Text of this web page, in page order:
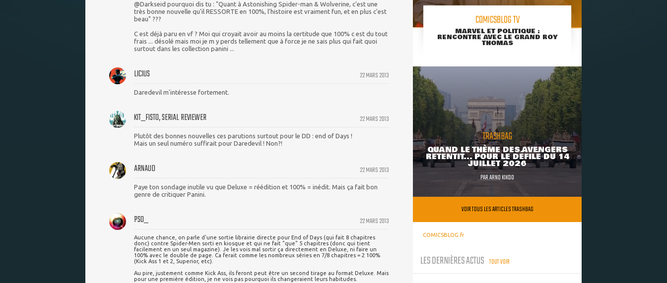
@Darkseid pourquoi dis tu : "Quant à Astonishing Spider-man & Wolverine, c'est une
très bonne nouvelle qu'il RESSORTE en 100%, l'histoire est vraiment fun, et en plus c'est
beau" ???
C est déjà paru en vf ? Moi qui croyait avoir au moins la certitude que 100% c est du tout
frais ... désolé mais moi je m y perds tellement que à force je ne sais plus qui fait quoi
surtout dans les collection panini ...
22 MARS 2013
LICIUS
Daredevil m'intéresse fortement.
22 MARS 2013
KIT_FISTO, SERIAL REVIEWER
Plutôt des bonnes nouvelles ces parutions surtout pour le DD : end of Days !
Mais un seul numéro suffirait pour Daredevil ! Non?!
22 MARS 2013
ARNAUD
Paye ton sondage inutile vu que Deluxe = réédition et 100% = inédit. Mais ça fait bon
genre de critiquer Panini.
22 MARS 2013
PSO_
Aucune chance, on parle d'une sortie librairie directe pour End of Days (qui fait 8 chapitres
donc) contre Spider-Men sorti en kiosque et qui ne fait "que" 5 chapitres (donc qui tient
facilement en un seul magazine). Je les vois mal sortir ça directement en Deluxe, ni faire un
100% avec le double de page. Ca ferait comme les nombreux séries en 7/8 chapitres = 2 100%
(Kick Ass 1 et 2, Superior, etc).
Au pire, justement comme Kick Ass, ils feront peut être un second tirage au format Deluxe. Mais
pour une première édition, je ne vois pas pourquoi ils changeraient leurs habitudes.
COMICSBLOG TV
MARVEL ET POLITIQUE :
RENCONTRE AVEC LE GRAND ROY
THOMAS
TRASHBAG
QUAND LE THÈME DES AVENGERS
RETENTIT... POUR LE DÉFILÉ DU 14
JUILLET 2026
PARARNO KIKOO
VOIR TOUS LES ARTICLES TRASHBAG
COMICSBLOG.fr
LES DERNIÈRES ACTUS TOUT VOIR